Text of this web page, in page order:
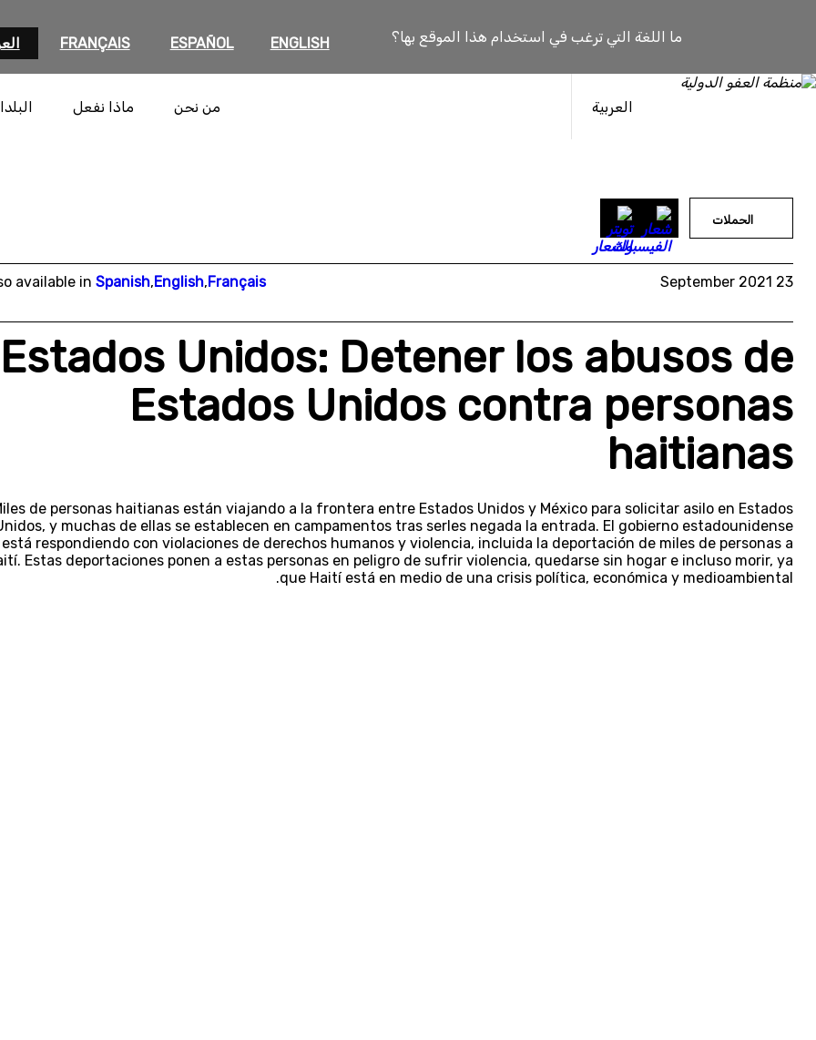
ما اللغة التي ترغب في استخدام هذا الموقع بها؟ ENGLISH
ESPAÑOL
FRANÇAIS
العربية من نحن ماذا نفعل
الحملات
23 September 2021
available in Spanish,English,Français
Estados Unidos: Detener los abusos de
Estados Unidos contra personas
haitianas
de personas haitianas están viajando a la frontera entre Estados Unidos y México para solicitar asilo en Estados
y muchas de ellas se establecen en campamentos tras serles negada la entrada. El gobierno estadounidense
está respondiendo con violaciones de derechos humanos y violencia, incluida la deportación de miles de personas a
Estas deportaciones ponen a estas personas en peligro de sufrir violencia, quedarse sin hogar e incluso morir, ya
que Haití está en medio de una crisis política, económica y medioambiental.